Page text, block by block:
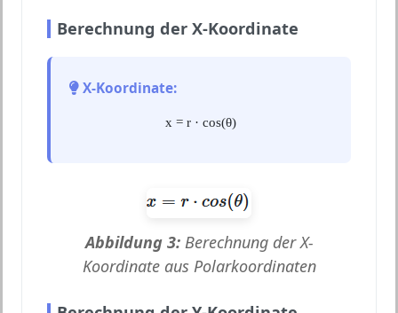
Berechnung der X-Koordinate
X-Koordinate:
x = r · cos(θ)
Abbildung 3:Berechnung der X-
Koordinate aus Polarkoordinaten